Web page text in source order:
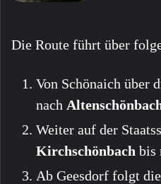
Die Route führt über
Von Schönaich über
nach
Weiter auf der
Kirchschönbach bis
Ab Geesdorf folgt